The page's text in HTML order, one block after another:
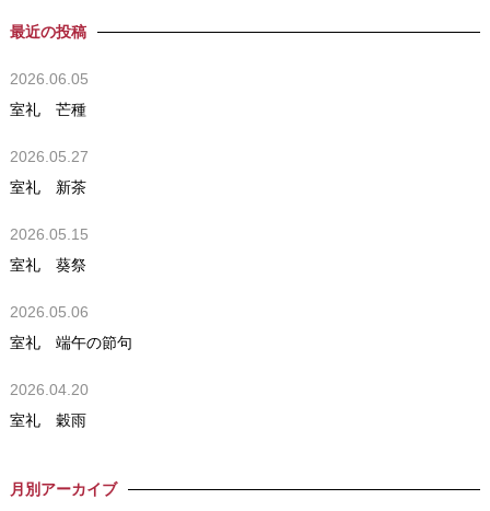
最近の投稿
2026.06.05
室礼 芒種
2026.05.27
室礼 新茶
2026.05.15
室礼 葵祭
2026.05.06
室礼 端午の節句
2026.04.20
室礼 穀雨
月別アーカイブ